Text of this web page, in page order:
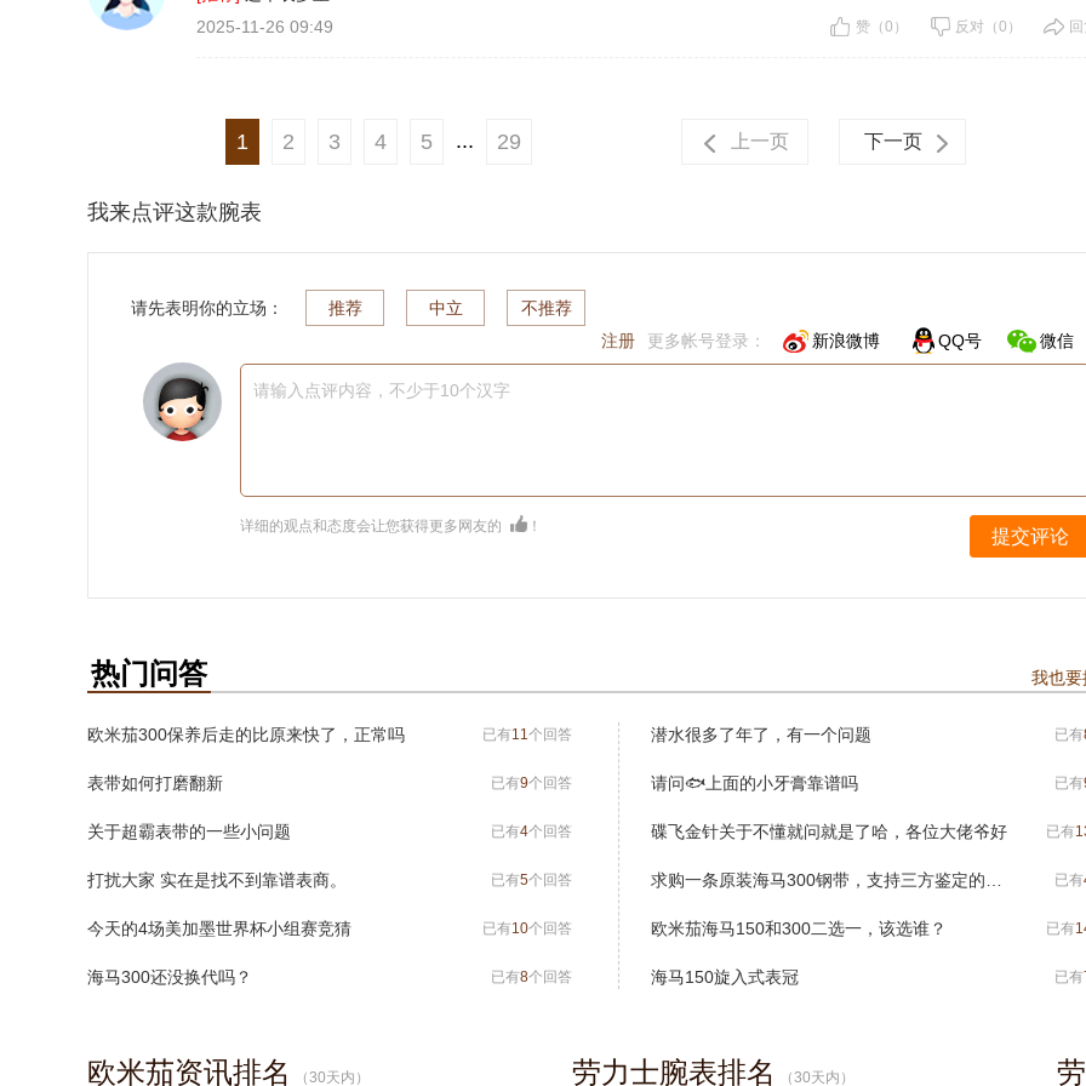
2025-11-26 09:49
赞（0） 反对（0）
1 2 3 4 5 ... 29 下一页
上一页
我来点评这款腕表
注册 更多帐号登录： 新浪微博 QQ号 微信
请先表明你的立场： 推荐 中立 不推荐
请输入点评内容，不少于10个汉字
详细的观点和态度会让您获得更多网友的 ！ 提交评论
热门问答 我也
欧米茄300保养后走的比原来快了，正常吗 已有11个回答
表带如何打磨翻新 已有9个回答
关于超霸表带的一些小问题 已有4个回答
打扰大家 实在是找不到靠谱表商。 已有5个回答
今天的4场美加墨世界杯小组赛竞猜 已有10个回答
海马300还没换代吗？ 已有8个回答
潜水很多了年了，有一个问题 已有
请问🐟上面的小牙膏靠谱吗 已有
碟飞金针关于不懂就问就是了哈，各位大佬爷好 已有
已有
欧米茄海马150和300二选一，该选谁？ 已有
海马150旋入式表冠 已有
欧米茄资讯排名 （30天内） 劳力士腕表排名 （30天内）